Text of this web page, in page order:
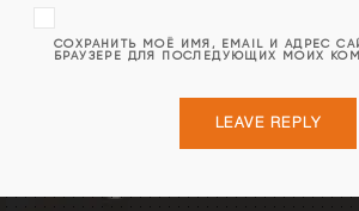
СОХРАНИТЬ МОЁ ИМЯ, EMAIL И АДРЕС
БРАУЗЕРЕ ДЛЯ ПОСЛЕДУЮЩИХ МОИХ